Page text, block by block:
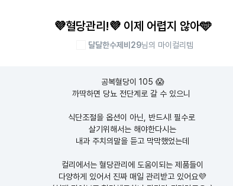
💜혈당관리!💜 이제 어렵지 않아🩵
달달한수제비29님의 마이컬리템
공복혈당이 105 😱
까딱하면 당뇨 전단계로 갈 수 있으니
식단조절을 옵션이 아닌, 반드시! 필수로
살기위해서는 해야한다시는
내과 주치의말을 듣고 막막했었는데
컬리에서는 혈당관리에 도움이되는 제품들이
다양하게 있어서 진짜 매일 관리받고 있어요💜